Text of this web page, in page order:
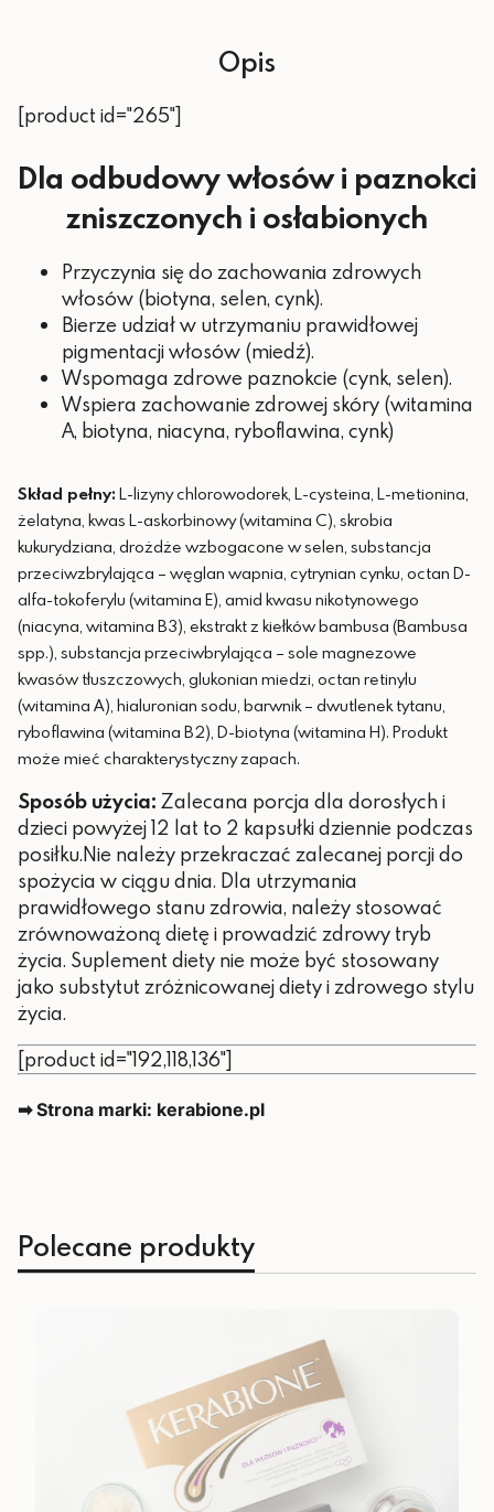
Ryboflawina
Miedź
1 mg (100%
RWS*)
(100% RWS*)
Selen
55 μg (100%
RWS*)
Biotyna
50 μg (100%
RWS*)
*RWS – referencyjnej wartości
Opis
[product id="265"]
Dla odbudowy włosów i paznokci
zniszczonych i osłabionych
Przyczynia się do zachowania zdrowych
włosów (biotyna, selen, cynk).
Bierze udział w utrzymaniu prawidłowej
pigmentacji włosów (miedź).
Wspomaga zdrowe paznokcie (cynk, selen).
Wspiera zachowanie zdrowej skóry (witamina
A, biotyna, niacyna, ryboflawina, cynk)
Skład pełny: L-lizyny chlorowodorek, L-cysteina, L-metionina,
żelatyna, kwas L-askorbinowy (witamina C), skrobia
kukurydziana, drożdże wzbogacone w selen, substancja
przeciwzbrylająca – węglan wapnia, cytrynian cynku, octan D-
alfa-tokoferylu (witamina E), amid kwasu nikotynowego
(niacyna, witamina B3), ekstrakt z kiełków bambusa (Bambusa
spp.), substancja przeciwbrylająca – sole magnezowe
kwasów tłuszczowych, glukonian miedzi, octan retinylu
(witamina A), hialuronian sodu, barwnik – dwutlenek tytanu,
ryboflawina (witamina B2), D-biotyna (witamina H). Produkt
może mieć charakterystyczny zapach.
Sposób użycia: Zalecana porcja dla dorosłych i
dzieci powyżej 12 lat to 2 kapsułki dziennie podczas
posiłku.Nie należy przekraczać zalecanej porcji do
spożycia w ciągu dnia. Dla utrzymania
prawidłowego stanu zdrowia, należy stosować
zrównoważoną dietę i prowadzić zdrowy tryb
życia. Suplement diety nie może być stosowany
jako substytut zróżnicowanej diety i zdrowego stylu
życia.
[product id="192,118,136"]
➡ Strona marki: kerabione.pl
Polecane produkty